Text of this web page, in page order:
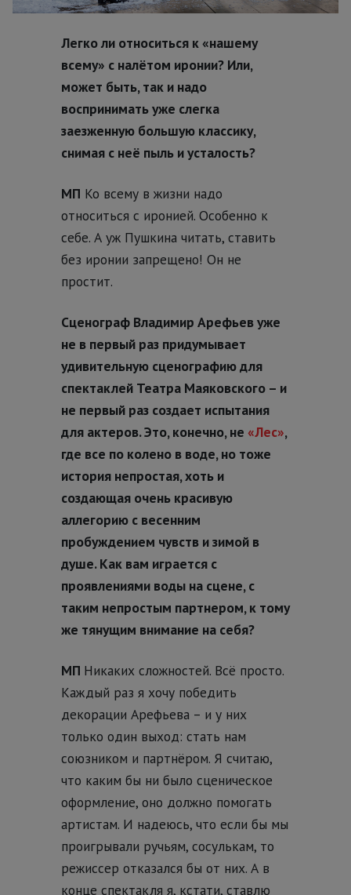
Легко ли относиться к «нашему
всему» с налётом иронии? Или,
может быть, так и надо
воспринимать уже слегка
заезженную большую классику,
снимая с неё пыль и усталость?
МП Ко всему в жизни надо
относиться с иронией. Особенно к
себе. А уж Пушкина читать, ставить
без иронии запрещено! Он не
простит.
Сценограф Владимир Арефьев уже
не в первый раз придумывает
удивительную сценографию для
спектаклей Театра Маяковского – и
не первый раз создает испытания
для актеров. Это, конечно, не «Лес»,
где все по колено в воде, но тоже
история непростая, хоть и
создающая очень красивую
аллегорию с весенним
пробуждением чувств и зимой в
душе. Как вам играется с
проявлениями воды на сцене, с
таким непростым партнером, к тому
же тянущим внимание на себя?
МП Никаких сложностей. Всё просто.
Каждый раз я хочу победить
декорации Арефьева – и у них
только один выход: стать нам
союзником и партнёром. Я считаю,
что каким бы ни было сценическое
оформление, оно должно помогать
артистам. И надеюсь, что если бы мы
проигрывали ручьям, сосулькам, то
режиссер отказался бы от них. А в
конце спектакля я, кстати, ставлю